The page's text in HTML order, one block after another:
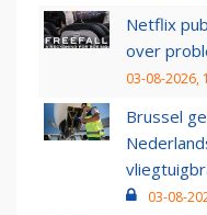
Netflix
over
03-08-2026,
Brussel
03-08-